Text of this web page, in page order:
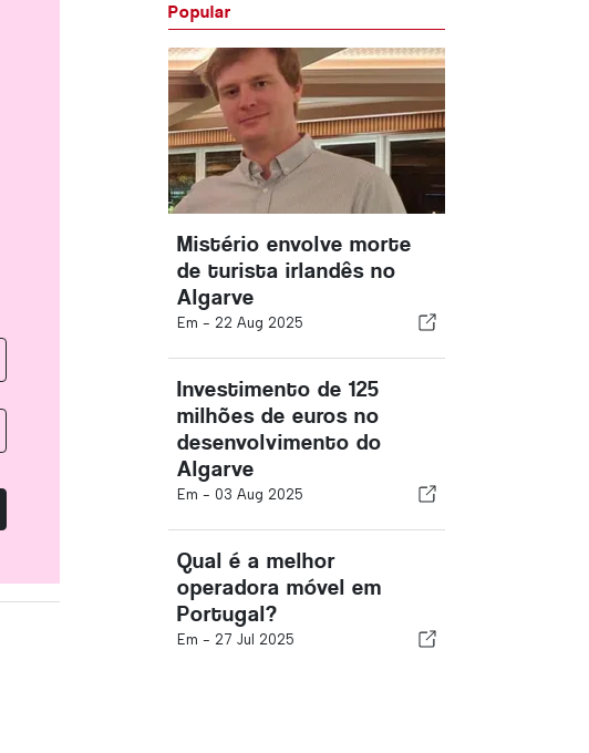
Popular
Mistério envolve morte
de turista irlandês no
Algarve
Em - 22 Aug 2025
Investimento de 125
milhões de euros no
desenvolvimento do
Algarve
Em - 03 Aug 2025
Qual é a melhor
operadora móvel em
Portugal?
Em - 27 Jul 2025